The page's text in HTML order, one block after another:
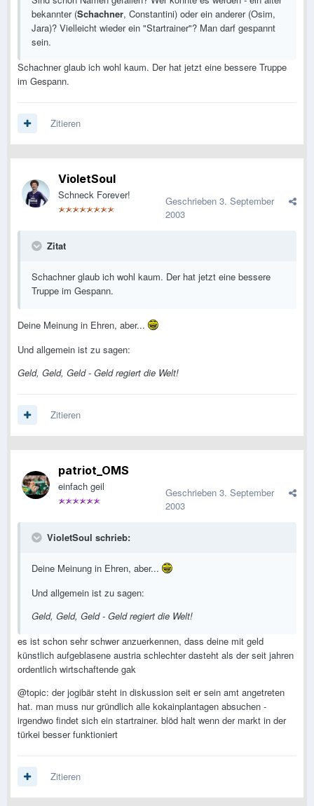
bekannter (Schachner, Constantini) oder ein anderer (Osim,
Jara)? Vielleicht wieder ein "Startrainer"? Man darf gespannt
sein.
Schachner glaub ich wohl kaum. Der hat jetzt eine bessere Truppe
im Gespann.
Zitieren
VioletSoul
Schneck Forever! Geschrieben 3. September
2003
Zitat
Schachner glaub ich wohl kaum. Der hat jetzt eine bessere
Truppe im Gespann.
Deine Meinung in Ehren, aber...
Und allgemein ist zu sagen:
Geld, Geld, Geld - Geld regiert die Welt!
Zitieren
patriot_OMS
einfach geil Geschrieben 3. September
2003
VioletSoul schrieb:
Deine Meinung in Ehren, aber...
Und allgemein ist zu sagen:
Geld, Geld, Geld - Geld regiert die Welt!
es ist schon sehr schwer anzuerkennen, dass deine mit geld
künstlich aufgeblasene austria schlechter dasteht als der seit jahren
ordentlich wirtschaftende gak
@topic: der jogibär steht in diskussion seit er sein amt angetreten
hat. man muss nur gründlich alle kokainplantagen absuchen -
irgendwo findet sich ein startrainer. blöd halt wenn der markt in der
türkei besser funktioniert
Zitieren